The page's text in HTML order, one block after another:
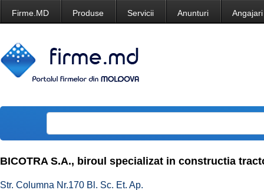
Firme.MD Produse Servicii Anunturi Angajari
BICOTRA S.A., biroul specializat in constructia
Str. Columna Nr.170 Bl. Sc. Et. Ap.